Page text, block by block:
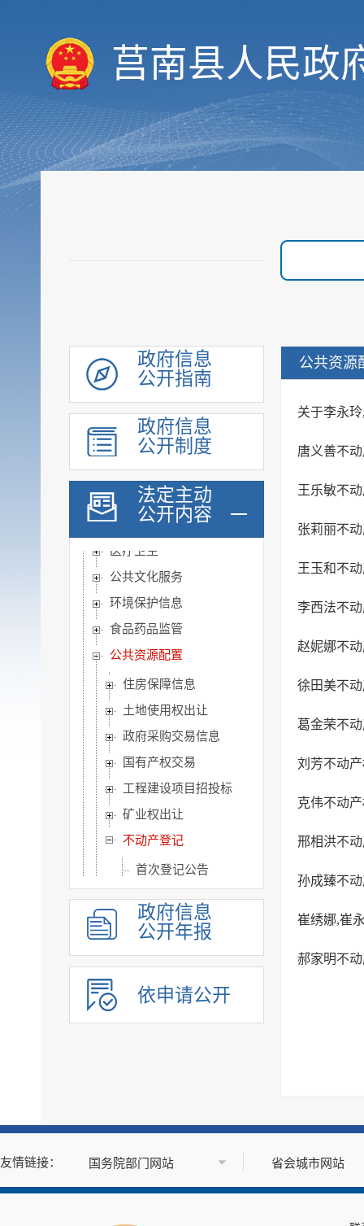
莒南县人民政
政府信息
公开指南
政府信息
公开制度
法定主动
公开内容
财政信息
重要部署执行公开
行政权力
价格与收费
优化服务
脱贫攻坚
社会福利
社会保险
养老服务
稳岗就业
教育信息
医疗卫生
公共文化服务
环境保护信息
食品药品监管
公共资源配置
住房保障信息
土地使用权出让
政府采购交易信息
国有产权交易
工程建设项目招投标
矿业权出让
不动产登记
首次登记公告
继承公告
涉农补贴
旅游信息
公告公示
政府信息
公开年报
依申请公开
公共资源
关于李永
唐义善不
王乐敏不
张莉丽不
王玉和不
李西法不
赵妮娜不
徐田美不
葛金荣不
刘芳不动
克伟不动
邢相洪不
孙成臻不
崔绣娜,崔
郝家明不